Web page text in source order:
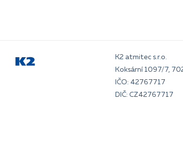
K2 atmitec s.r.o.
Koksární 1097/7,
IČO: 42767717
DIČ: CZ42767717